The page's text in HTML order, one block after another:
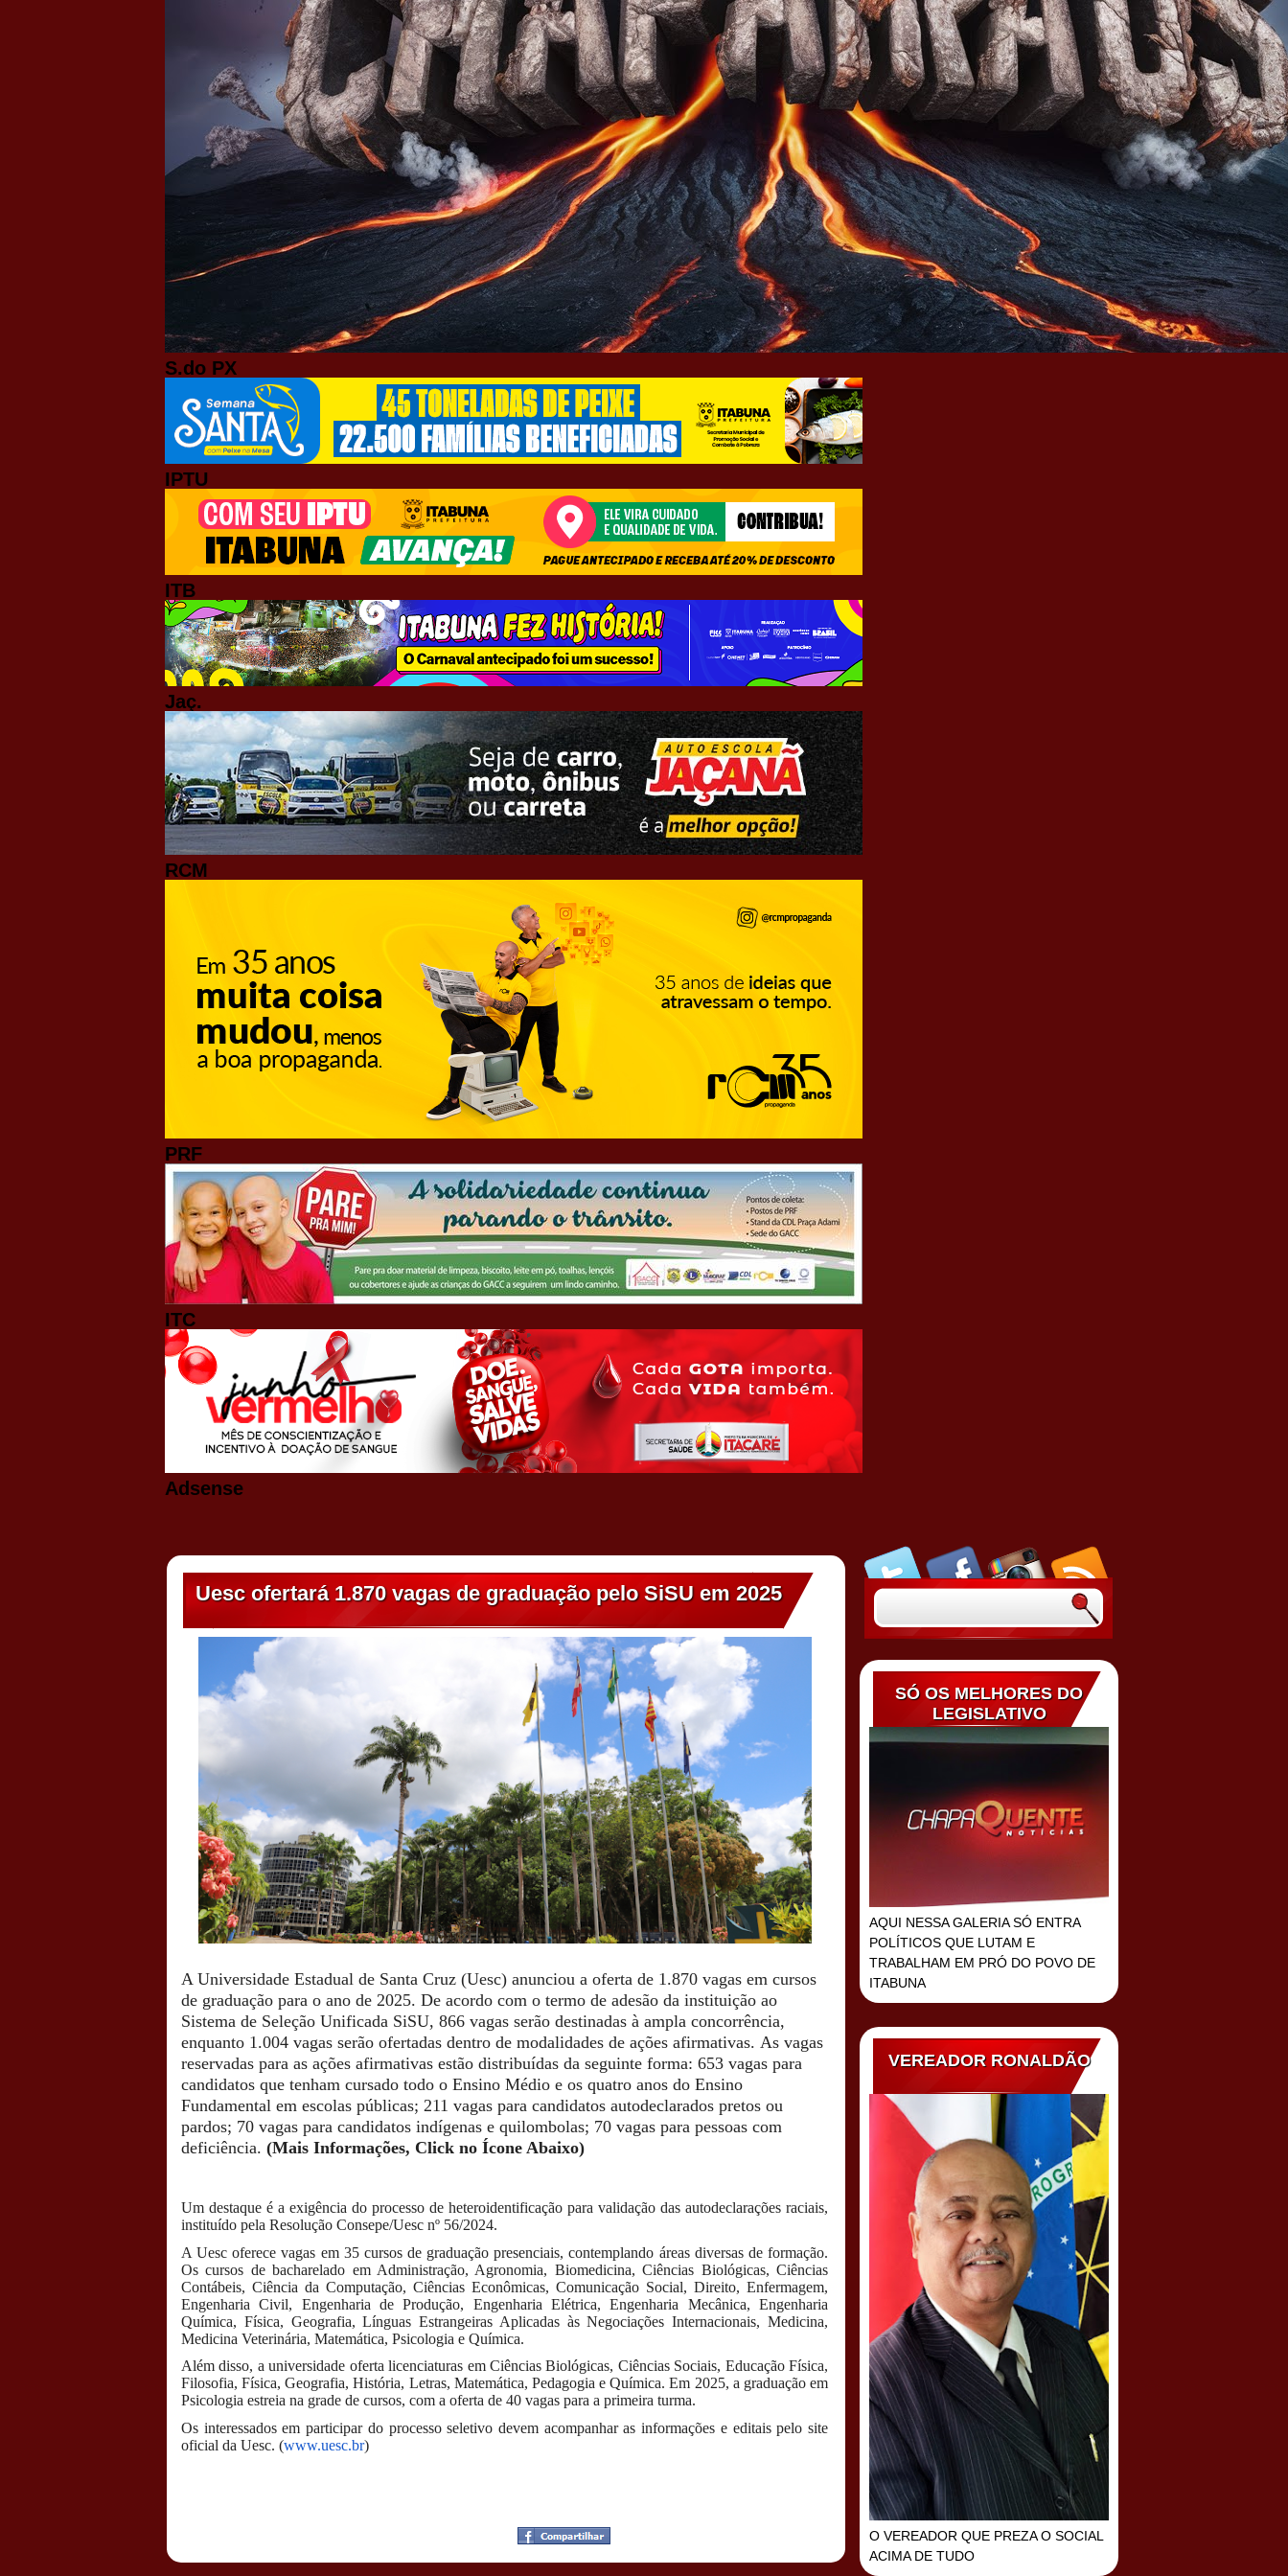
S.do PX
IPTU
ITB
Jaç.
RCM
PRF
ITC
Adsense
Uesc ofertará 1.870 vagas de graduação pelo SiSU em 2025
A Universidade Estadual de Santa Cruz (Uesc) anunciou a oferta de 1.870 vagas em cursos
de graduação para o ano de 2025. De acordo com o termo de adesão da instituição ao
Sistema de Seleção Unificada SiSU, 866 vagas serão destinadas à ampla concorrência,
enquanto 1.004 vagas serão ofertadas dentro de modalidades de ações afirmativas. As vagas
reservadas para as ações afirmativas estão distribuídas da seguinte forma: 653 vagas para
candidatos que tenham cursado todo o Ensino Médio e os quatro anos do Ensino
Fundamental em escolas públicas; 211 vagas para candidatos autodeclarados pretos ou
pardos; 70 vagas para candidatos indígenas e quilombolas; 70 vagas para pessoas com
deficiência. (Mais Informações, Click no Ícone Abaixo)
Um destaque é a exigência do processo de heteroidentificação para validação das autodeclarações raciais,
instituído pela Resolução Consepe/Uesc nº 56/2024.
A Uesc oferece vagas em 35 cursos de graduação presenciais, contemplando áreas diversas de formação.
Os cursos de bacharelado em Administração, Agronomia, Biomedicina, Ciências Biológicas, Ciências
Contábeis, Ciência da Computação, Ciências Econômicas, Comunicação Social, Direito, Enfermagem,
Engenharia Civil, Engenharia de Produção, Engenharia Elétrica, Engenharia Mecânica, Engenharia
Química, Física, Geografia, Línguas Estrangeiras Aplicadas às Negociações Internacionais, Medicina,
Medicina Veterinária, Matemática, Psicologia e Química.
Além disso, a universidade oferta licenciaturas em Ciências Biológicas, Ciências Sociais, Educação Física,
Filosofia, Física, Geografia, História, Letras, Matemática, Pedagogia e Química. Em 2025, a graduação em
Psicologia estreia na grade de cursos, com a oferta de 40 vagas para a primeira turma.
Os interessados em participar do processo seletivo devem acompanhar as informações e editais pelo site
oficial da Uesc. (www.uesc.br)
SÓ OS MELHORES DO
LEGISLATIVO
AQUI NESSA GALERIA SÓ ENTRA
POLÍTICOS QUE LUTAM E
TRABALHAM EM PRÓ DO POVO DE
ITABUNA
VEREADOR RONALDÃO
O VEREADOR QUE PREZA O SOCIAL
ACIMA DE TUDO